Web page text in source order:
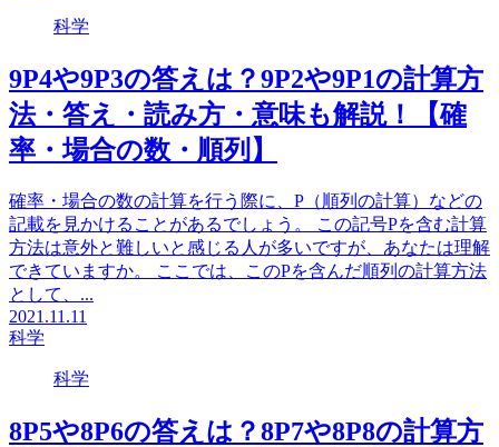
科学
9P4や9P3の答えは？9P2や9P1の計算方
法・答え・読み方・意味も解説！【確
率・場合の数・順列】
確率・場合の数の計算を行う際に、P（順列の計算）などの
記載を見かけることがあるでしょう。 この記号Pを含む計算
方法は意外と難しいと感じる人が多いですが、あなたは理解
できていますか。 ここでは、このPを含んだ順列の計算方法
として、...
2021.11.11
科学
科学
8P5や8P6の答えは？8P7や8P8の計算方